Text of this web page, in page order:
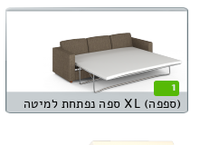
1
(ספפה) XL ספה נפתחת למיטה